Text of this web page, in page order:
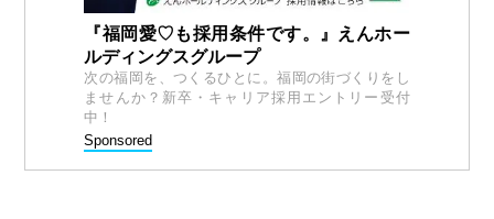
『福岡愛♡も採用条件です。』えんホー
ルディングスグループ
次の福岡を、つくるひとに。福岡の街づくりをし
ませんか？新卒・キャリア採用エントリー受付
中！
Sponsored